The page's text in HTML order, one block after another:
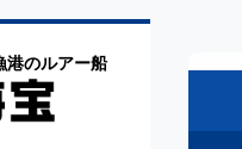
港のルアー船